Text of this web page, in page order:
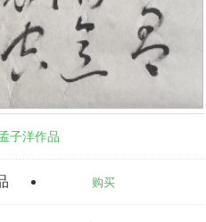
子洋作品
购买